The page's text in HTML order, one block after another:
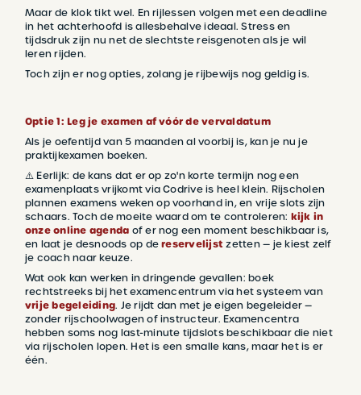
Maar de klok tikt wel. En rijlessen volgen met een deadline
in het achterhoofd is allesbehalve ideaal. Stress en
tijdsdruk zijn nu net de slechtste reisgenoten als je wil
leren rijden.
Toch zijn er nog opties, zolang je rijbewijs nog geldig is.
Optie 1: Leg je examen af vóór de vervaldatum
Als je oefentijd van 5 maanden al voorbij is, kan je nu je
praktijkexamen boeken.
⚠️ Eerlijk: de kans dat er op zo'n korte termijn nog een
examenplaats vrijkomt via Codrive is heel klein. Rijscholen
plannen examens weken op voorhand in, en vrije slots zijn
schaars. Toch de moeite waard om te controleren: kijk in
onze online agenda of er nog een moment beschikbaar is,
en laat je desnoods op dereservelijst zetten — je kiest zelf
je coach naar keuze.
Wat ook kan werken in dringende gevallen: boek
rechtstreeks bij het examencentrum via het systeem van
vrije begeleiding. Je rijdt dan met je eigen begeleider —
zonder rijschoolwagen of instructeur. Examencentra
hebben soms nog last-minute tijdslots beschikbaar die niet
via rijscholen lopen. Het is een smalle kans, maar het is er
één.